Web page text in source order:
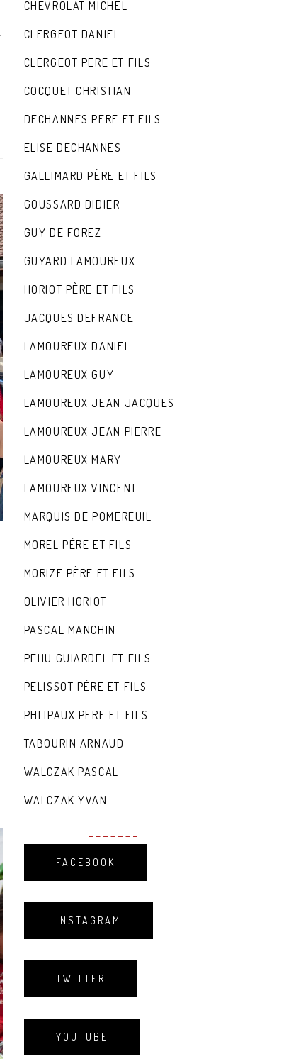
CHEVROLAT MICHEL
CLERGEOT DANIEL
CLERGEOT PERE ET FILS
COCQUET CHRISTIAN
DECHANNES PERE ET FILS
ELISE DECHANNES
GALLIMARD PÈRE ET FILS
GOUSSARD DIDIER
GUY DE FOREZ
GUYARD LAMOUREUX
HORIOT PÈRE ET FILS
JACQUES DEFRANCE
LAMOUREUX DANIEL
LAMOUREUX GUY
LAMOUREUX JEAN JACQUES
LAMOUREUX JEAN PIERRE
LAMOUREUX MARY
LAMOUREUX VINCENT
MARQUIS DE POMEREUIL
MOREL PÈRE ET FILS
MORIZE PÈRE ET FILS
OLIVIER HORIOT
PASCAL MANCHIN
PEHU GUIARDEL ET FILS
PELISSOT PÈRE ET FILS
PHLIPAUX PERE ET FILS
TABOURIN ARNAUD
WALCZAK PASCAL
WALCZAK YVAN
FACEBOOK
INSTAGRAM
TWITTER
YOUTUBE